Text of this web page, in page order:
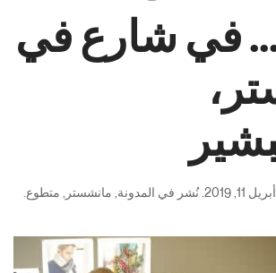
في شارع في
أبريل 11, 2019 . نُشر في المدونة مانشستر متطوع